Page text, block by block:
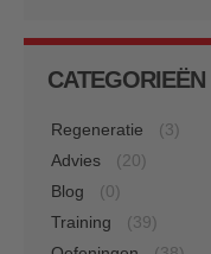
CATEGORIEËN
Regeneratie
(3)
Advies
(20)
Blog
(0)
Training
(39)